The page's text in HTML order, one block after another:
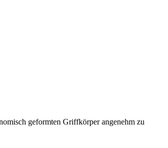
geformten Griffkörper angenehm zu